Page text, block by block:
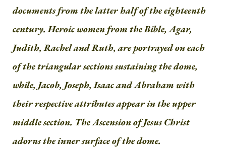
documents from the latter half of the eighteenth
century. Heroic women from the Bible, Agar,
Judith, Rachel and Ruth, are portrayed on each
of the triangular sections sustaining the dome,
while, Jacob, Joseph, Isaac and Abraham with
their respective attributes appear in the upper
middle section. The Ascension of Jesus Christ
adorns the inner surface of the dome.